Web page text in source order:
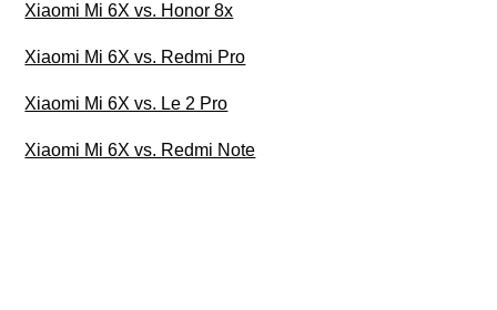
Xiaomi Mi 6X vs. Honor 8x
Xiaomi Mi 6X vs. Redmi Pro
Xiaomi Mi 6X vs. Le 2 Pro
Xiaomi Mi 6X vs. Redmi Note